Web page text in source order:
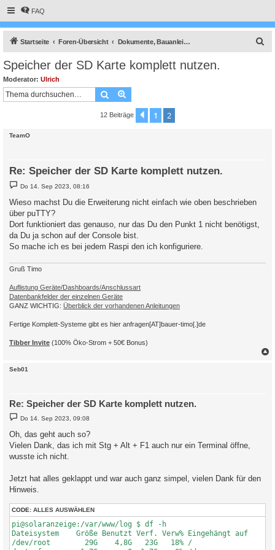
FAQ
Startseite Foren-Übersicht Dokumente, Bauanleitungen und How To's
Speicher der SD Karte komplett nutzen.
Moderator: Ulrich
Suche
12 Beiträge Vorherige
1 2
TeamO
Re: Speicher der SD Karte komplett nutzen.
B
e
t
r
g
Do 14. Sep 2023, 08:16
Wieso machst Du die Erweiterung nicht einfach wie oben beschrieben
über puTTY?
Dort funktioniert das genauso, nur das Du den Punkt 1 nicht benötigst,
da Du ja schon auf der Console bist.
So mache ich es bei jedem Raspi den ich konfiguriere.
Gruß Timo
Auflistung Geräte/Dashboards/Anschlussart
Datenbankfelder der einzelnen Geräte
GANZ WICHTIG: Überblick der vorhandenen Anleitungen
Fertige Komplett-Systeme gibt es hier anfragen[AT]bauer-timo[.]de
Tibber Invite (100% Öko-Strom + 50€ Bonus)
Seb01
Re: Speicher der SD Karte komplett nutzen.
B
e
t
r
g
Do 14. Sep 2023, 09:08
Oh, das geht auch so?
Vielen Dank, das ich mit Stg + Alt + F1 auch nur ein Terminal öffne,
wusste ich nicht.
Jetzt hat alles geklappt und war auch ganz simpel, vielen Dank für den
Hinweis.
CODE: ALLES AUSWÄHLEN
pi@solaranzeige:/var/www/log $ df -h
Dateisystem    Größe Benutzt Verf. Verw% Eingehängt auf
/dev/root        29G    4,8G   23G   18% /